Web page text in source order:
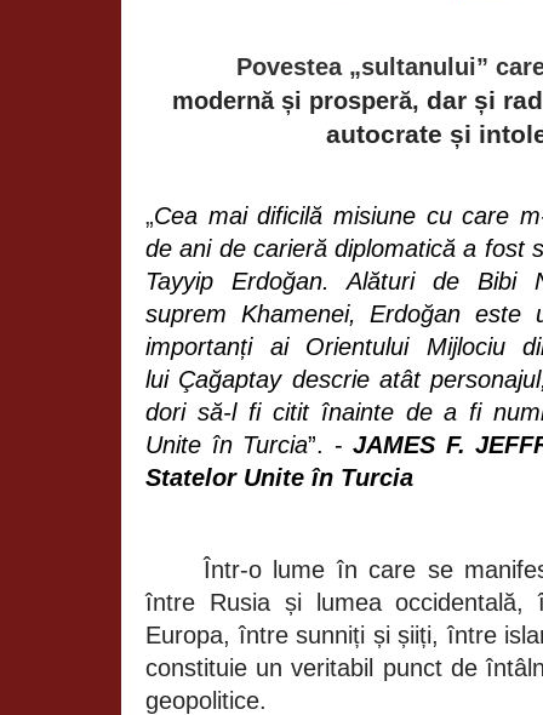
Povestea „sultanului”
modernă și prosperă, dar și
autocrate și
„Cea mai dificilă misiune cu care
de ani de carieră diplomatică a fost
Tayyip Erdoğan. Alături de Bibi
suprem Khamenei, Erdoğan
importanți ai Orientului Mijlociu
lui Çağaptay descrie atât
dori să-l fi citit înainte de a fi
Unite în Turcia”. -JAMES F.
Statelor Unite în Turcia
Într-o lume în care se
între Rusia și lumea occidentală,
Europa, între sunniți și șiiți, între
constituie un veritabil punct de
geopolitice.